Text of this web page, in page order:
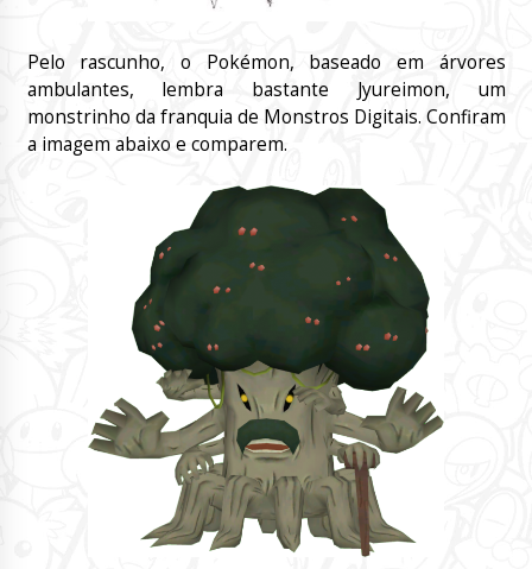
Pelo rascunho, o Pokémon, baseado em árvores
ambulantes, lembra bastante Jyureimon, um
monstrinho da franquia de Monstros Digitais. Confiram
a imagem abaixo e comparem.